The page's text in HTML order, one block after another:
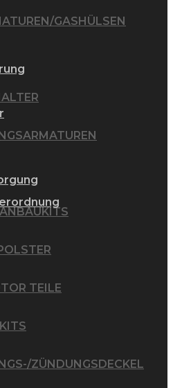
GASHÜLSEN
TEILE
ZÜNDUNGSDECKEL